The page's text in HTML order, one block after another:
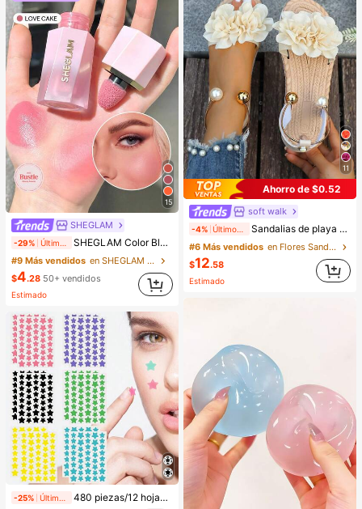
15
SHEGLAM
-29% SHEGLAM Color Bloom Rubor LíQuido Acabado Mate-Love Cake Colorete Marca De Belleza CosméTica Maquillaje Para Mujeres Y NiñAs
#9 Más vendidos
en SHEGLAM Maquillaje
$4.28 50+ vendidos
Estimado
-25% 480 piezas/12 hojas, 240 piezas/6 hojas, 40 piezas/1 hoja, Pegatinas de estrellas para la cara, Pegatinas decorativas de Halloween, Pegatinas decorativas de Navidad, Pegatinas de pentagrama, Pegatinas decorativas de colores, Para decoración de fotos de fiestas y vacaciones, Pegatinas decorativas para la cara, Pegatinas decorativas para fiestas, Para decoración de habitaciones, Tocador, Dormitorio, Viajes, Artículos esenciales de viaje, Accesorios decorativos, Económicos y prácticos, Rellenos de calcetines, Herramientas de maquillaje, Productos asequibles, Regalos, Obsequios, Regalos para mujeres, Regalos de Navidad, Estético
11
Ahorro de $0.52
soft walk
-4% Sandalias de playa con estampado floral para mujer, ligeras y de moda, estilo dulce de hada, versátiles para vacaciones de verano, antideslizantes con suela blanda
#6 Más vendidos
en Flores Sandalias De Mujer
$12.58
Estimado